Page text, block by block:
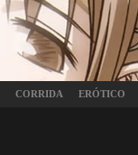
CORRIDA ERÓTICO